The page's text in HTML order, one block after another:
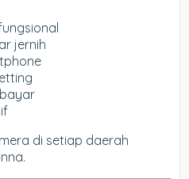
jernih
di setiap daerah